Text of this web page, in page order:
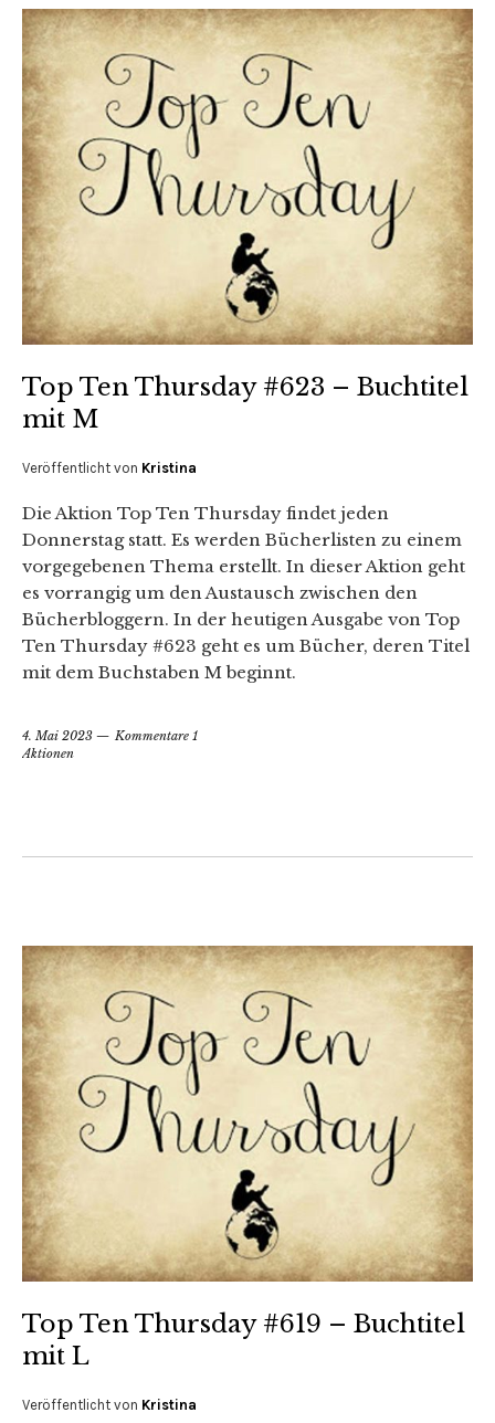
Top Ten Thursday #623 – Buchtitel
mit M
Veröffentlicht von Kristina
Die Aktion Top Ten Thursday findet jeden
Donnerstag statt. Es werden Bücherlisten zu einem
vorgegebenen Thema erstellt. In dieser Aktion geht
es vorrangig um den Austausch zwischen den
Bücherbloggern. In der heutigen Ausgabe von Top
Ten Thursday #623 geht es um Bücher, deren Titel
mit dem Buchstaben M beginnt.
4. Mai 2023
Kommentare 1
Aktionen
Top Ten Thursday #619 – Buchtitel
mit L
Veröffentlicht von Kristina